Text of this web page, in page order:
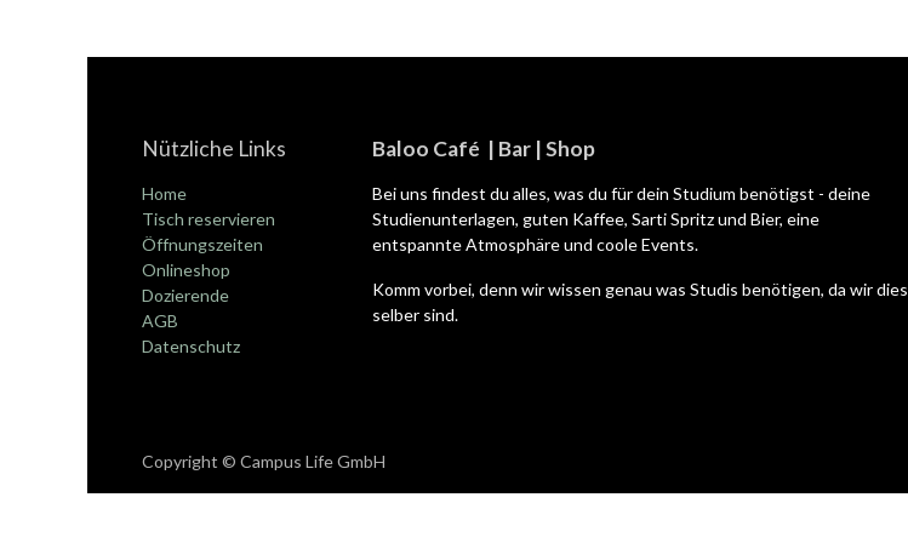
Nützliche Links
Home
Tisch reservieren
Öffnungszeiten
Onlineshop
Dozierende
AGB
Datenschutz
Baloo Café | Bar | Shop
Bei uns findest du alles, was du für dein Studium benötigst - deine
Studienunterlagen, guten Kaffee, Sarti Spritz und Bier, eine
entspannte Atmosphäre und coole Events.
Komm vorbei, denn wir wissen genau was Studis benötigen, da wir dies
selber sind.
Copyright © Campus Life GmbH